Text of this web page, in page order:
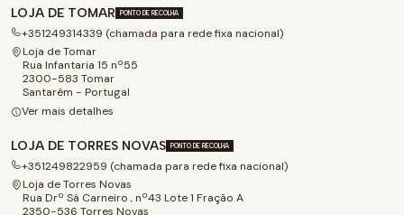
LOJA DE TOMAR PONTO DE RECOLHA
+351249314339 (chamada para rede fixa nacional)
Loja de Tomar
Rua Infantaria 15 nº55
2300-583 Tomar
Santarém - Portugal
Ver mais detalhes
LOJA DE TORRES NOVAS PONTO DE RECOLHA
+351249822959 (chamada para rede fixa nacional)
Loja de Torres Novas
Rua Drº Sá Carneiro , nº43 Lote 1 Fração A
2350-536 Torres Novas